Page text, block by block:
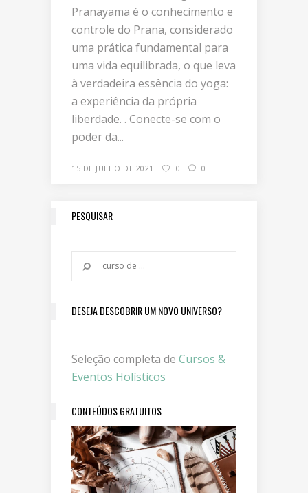
Pranayama é o conhecimento e
controle do Prana, considerado
uma prática fundamental para
uma vida equilibrada, o que leva
à verdadeira essência do yoga:
a experiência da própria
liberdade. . Conecte-se com o
poder da...
15 DE JULHO DE 2021 0 0
PESQUISAR
DESEJA DESCOBRIR UM NOVO UNIVERSO?
Seleção completa de Cursos &
Eventos Holísticos
CONTEÚDOS GRATUITOS